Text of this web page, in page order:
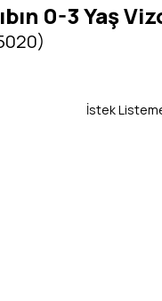
0-3 Yaş
İstek